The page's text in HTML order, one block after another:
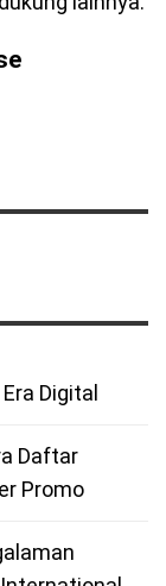
Digital
Daftar
Promo